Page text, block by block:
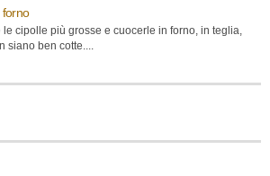
forno
le cipolle più grosse e cuocerle in forno, in teglia,
siano ben cotte....